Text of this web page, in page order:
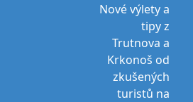
Nové výlety a
tipy z
Trutnova a
Krkonoš od
zkušených
turistů na